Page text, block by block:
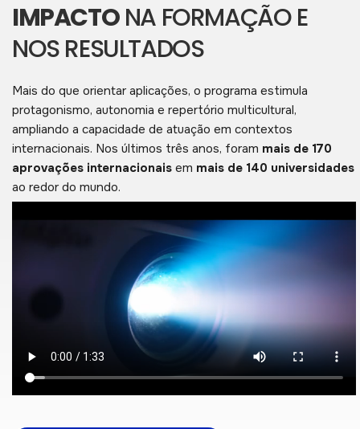
IMPACTONA FORMAÇÃO E
NOS RESULTADOS
Mais do que orientar aplicações, o programa estimula
protagonismo, autonomia e repertório multicultural,
ampliando a capacidade de atuação em contextos
internacionais. Nos últimos três anos, foram mais de 170
aprovações internacionais em mais de 140 universidades
ao redor do mundo.